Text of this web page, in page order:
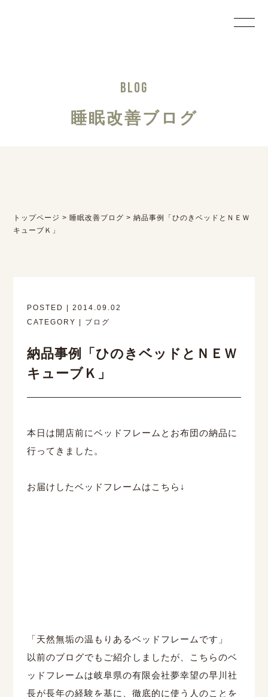
BLOG
睡眠改善ブログ
トップページ > 睡眠改善ブログ >納品事例「ひのきベッドとＮＥＷ
キューブＫ」
POSTED | 2014.09.02
CATEGORY | ブログ
納品事例「ひのきベッドとＮＥＷ
キューブＫ」
本日は開店前にベッドフレームとお布団の納品に
行ってきました。
お届けしたベッドフレームはこちら↓
「天然無垢の温もりあるベッドフレームです」
以前のブログでもご紹介しましたが、こちらのベ
ッドフレームは岐阜県の有限会社夢幸望の早川社
長が長年の経験を基に、徹底的に使う人のことを